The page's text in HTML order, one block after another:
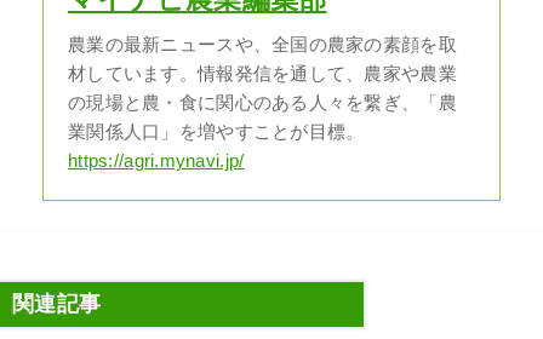
農業の最新ニュースや、全国の農家の素顔を取
材しています。情報発信を通して、農家や農業
の現場と農・食に関心のある人々を繋ぎ、「農
業関係人口」を増やすことが目標。
https://agri.mynavi.jp/
関連記事